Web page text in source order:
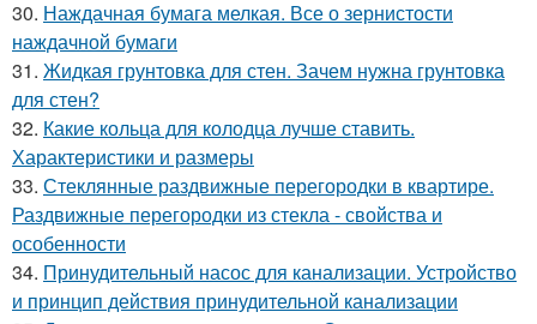
30. Наждачная бумага мелкая. Все о зернистости
наждачной бумаги
31. Жидкая грунтовка для стен. Зачем нужна грунтовка
для стен?
32. Какие кольца для колодца лучше ставить.
Характеристики и размеры
33. Стеклянные раздвижные перегородки в квартире.
Раздвижные перегородки из стекла - свойства и
особенности
34. Принудительный насос для канализации. Устройство
и принцип действия принудительной канализации